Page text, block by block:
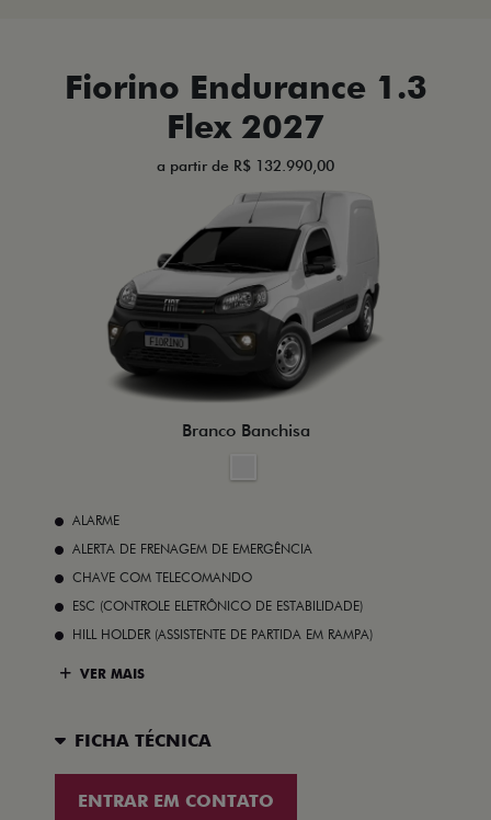
Fiorino Endurance 1.3
Flex 2027
a partir de R$ 132.990,00
Branco Banchisa
ALARME
ALERTA DE FRENAGEM DE EMERGÊNCIA
CHAVE COM TELECOMANDO
ESC (CONTROLE ELETRÔNICO DE ESTABILIDADE)
HILL HOLDER (ASSISTENTE DE PARTIDA EM RAMPA)
VER MAIS
FICHA TÉCNICA
ENTRAR EM CONTATO